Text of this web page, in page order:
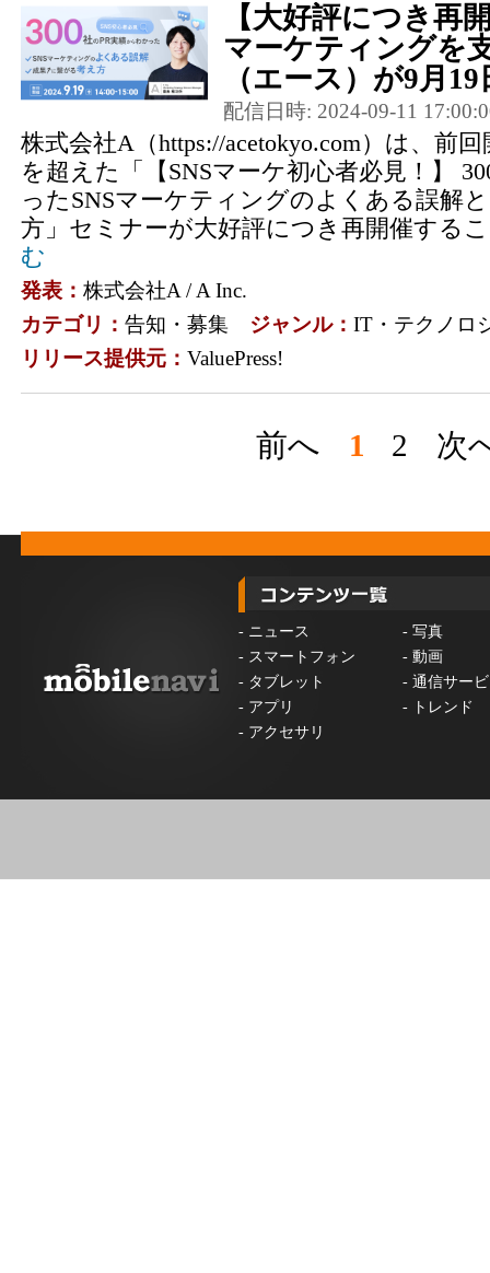
【大好評につき再
マーケティングを
（エース）が9月19
配信日時: 2024-09-11
株式会社A（https://acetokyo.com）は、前
を超えた「【SNSマーケ初心者必見！】
ったSNSマーケティングのよくある誤解
方」セミナーが大好評につき再開催する
む
発表： 株式会社A / A Inc.
カテゴリ： 告知・募集 ジャンル： IT・テクノロ
リリース提供元： ValuePress!
前へ 1 2 次
- ニュース - 写真
- スマートフォン - 動画
- タブレット - 通信サー
- アプリ -
トレンド
- アクセサリ